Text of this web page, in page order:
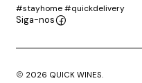
#stayhome #quickdelivery
Siga-nos
2026 QUICK WINES.